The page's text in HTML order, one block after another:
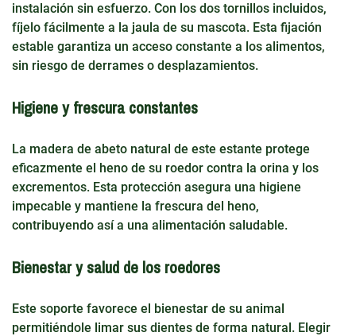
instalación sin esfuerzo. Con los dos tornillos incluidos,
fíjelo fácilmente a la jaula de su mascota. Esta fijación
estable garantiza un acceso constante a los alimentos,
sin riesgo de derrames o desplazamientos.
Higiene y frescura constantes
La madera de abeto natural de este estante protege
eficazmente el heno de su roedor contra la orina y los
excrementos. Esta protección asegura una higiene
impecable y mantiene la frescura del heno,
contribuyendo así a una alimentación saludable.
Bienestar y salud de los roedores
Este soporte favorece el bienestar de su animal
permitiéndole limar sus dientes de forma natural. Elegir